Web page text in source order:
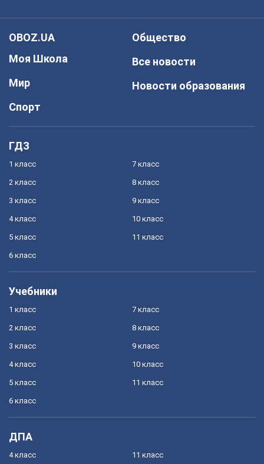
OBOZ.UA
Моя Школа
Мир
Спорт
Общество
Все новости
Новости образования
ГДЗ
1 класс
2 класс
3 класс
4 класс
5 класс
6 класс
7 класс
8 класс
9 класс
10 класс
11 класс
Учебники
1 класс
2 класс
3 класс
4 класс
5 класс
6 класс
7 класс
8 класс
9 класс
10 класс
11 класс
ДПА
4 класс 11 класс